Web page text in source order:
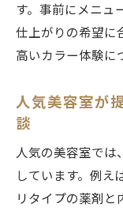
す。事前にメニュ
仕上がりの希望に
高いカラー体験に
人気美容室が
談
人気の美容室では
しています。例え
リタイプの薬剤と